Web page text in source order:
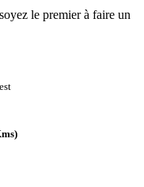
le premier à faire un